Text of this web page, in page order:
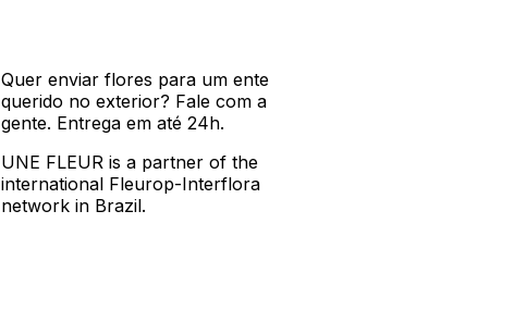
Quer enviar flores para um ente
querido no exterior? Fale com a
gente. Entrega em até 24h.
UNE FLEUR is a partner of the
international Fleurop-Interflora
network in Brazil.